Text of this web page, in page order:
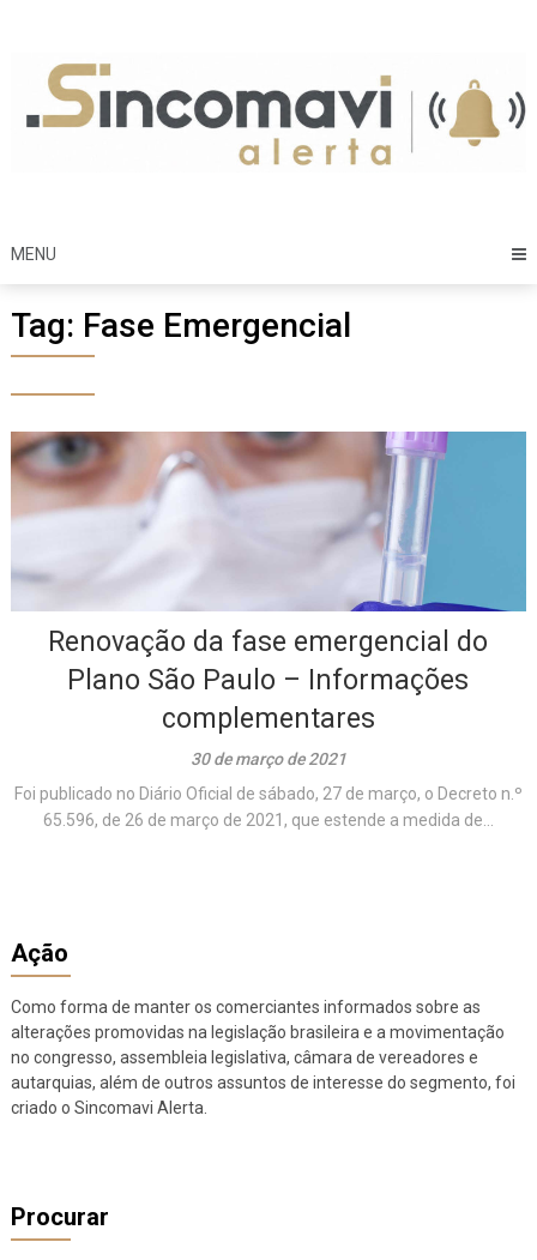
content
MENU
Tag: Fase Emergencial
Renovação da fase emergencial do
Plano São Paulo – Informações
complementares
30 de março de 2021
Foi publicado no Diário Oficial de sábado, 27 de março, o Decreto n.º
65.596, de 26 de março de 2021, que estende a medida de...
Ação
Como forma de manter os comerciantes informados sobre as
alterações promovidas na legislação brasileira e a movimentação
no congresso, assembleia legislativa, câmara de vereadores e
autarquias, além de outros assuntos de interesse do segmento, foi
criado o Sincomavi Alerta.
Procurar